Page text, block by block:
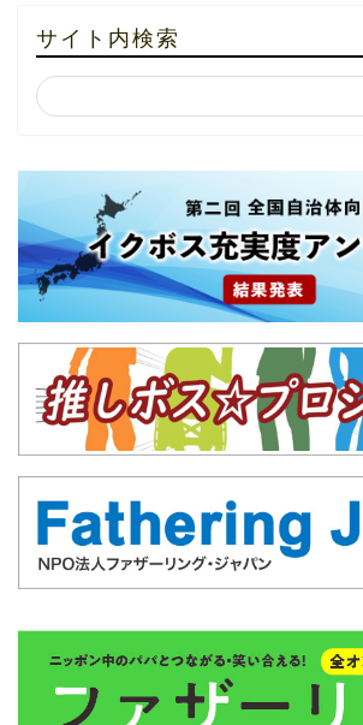
サイト内検索